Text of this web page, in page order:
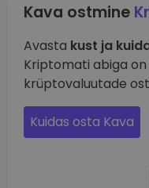
Kava ostmine
Avasta kust ja
Kriptomati abiga on
krüptovaluutade
Kuidas osta Kava